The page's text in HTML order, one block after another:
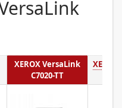
XEROX VersaLink
C7020-TT